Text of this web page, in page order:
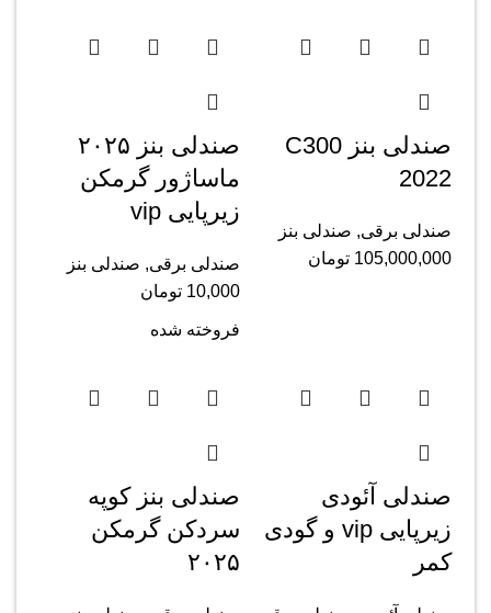
صندلی بنز C300
2022
صندلی برقی, صندلی بنز
105,000,000 تومان
صندلی بنز ۲۰۲۵
ماساژور گرمکن
زیرپایی vip
صندلی برقی, صندلی بنز
10,000 تومان
صندلی آئودی
زیرپایی vip و گودی
کمر
فروخته شده
صندلی بنز کوپه
سردکن گرمکن
۲۰۲۵